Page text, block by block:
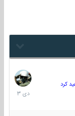
22
دی
1403